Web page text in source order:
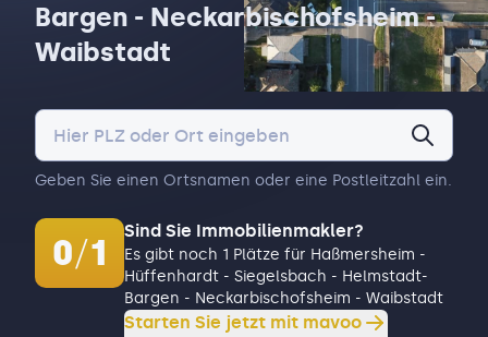
Bargen - Neckarbischofsheim -
Waibstadt
Geben Sie einen Ortsnamen oder eine Postleitzahl ein.
0/1
Sind Sie Immobilienmakler?
Es gibt noch 1 Plätze für Haßmersheim -
Hüffenhardt - Siegelsbach - Helmstadt-
Bargen - Neckarbischofsheim - Waibstadt
Starten Sie jetzt mit mavoo